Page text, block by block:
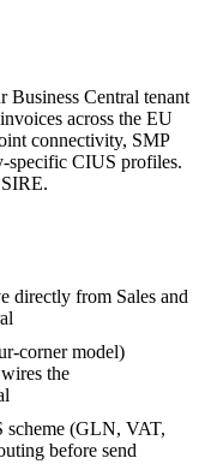
Business Central tenant
across the EU
connectivity, SMP
specific CIUS profiles.
directly from Sales and
corner model)
the
scheme (GLN, VAT,
before send